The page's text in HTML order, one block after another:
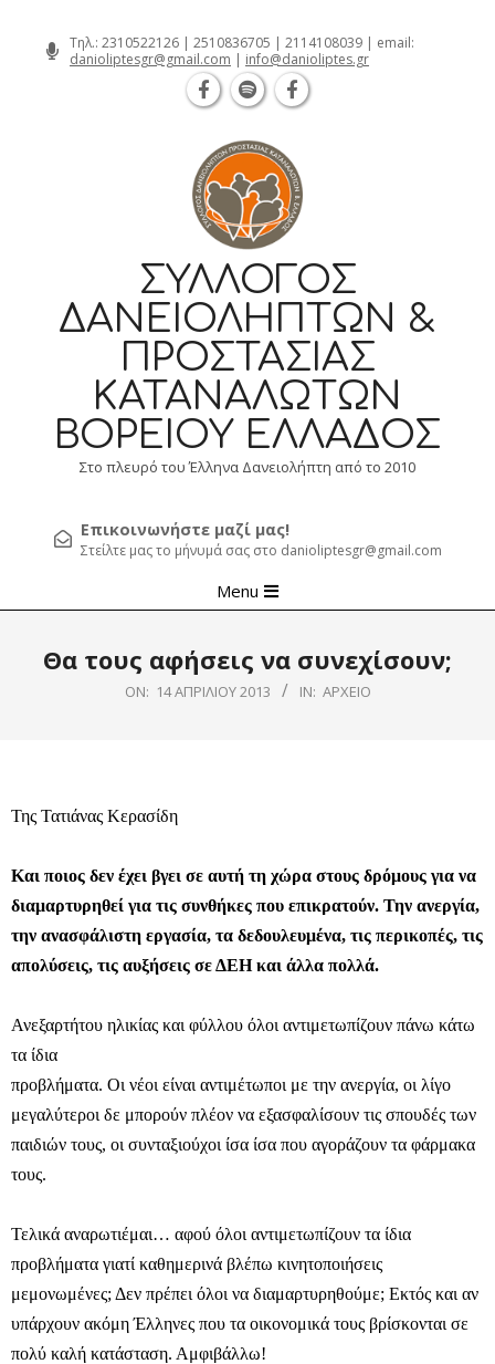
Τηλ.: 2310522126 | 2510836705 | 2114108039 | email:
danioliptesgr@gmail.com | info@danioliptes.gr
ΣΎΛΛΟΓΟΣ
ΔΑΝΕΙΟΛΗΠΤΏΝ &
ΠΡΟΣΤΑΣΊΑΣ
ΚΑΤΑΝΑΛΩΤΏΝ
ΒΟΡΕΊΟΥ ΕΛΛΆΔΟΣ
Στο πλευρό του Έλληνα Δανειολήπτη από το 2010
Επικοινωνήστε μαζί μας!
Στείλτε μας το μήνυμά σας στο danioliptesgr@gmail.com
Navigation
Menu
Θα τους αφήσεις να συνεχίσουν;
ON: 14 ΑΠΡΙΛΊΟΥ 2013 IN: ΑΡΧΕΊΟ
Της Τατιάνας Κερασίδη
Και ποιος δεν έχει βγει σε αυτή τη χώρα στους δρόμους για να
διαμαρτυρηθεί για τις συνθήκες που επικρατούν. Την ανεργία,
την ανασφάλιστη εργασία, τα δεδουλευμένα, τις περικοπές, τις
απολύσεις, τις αυξήσεις σε ΔΕΗ και άλλα πολλά.
Ανεξαρτήτου ηλικίας και φύλλου όλοι αντιμετωπίζουν πάνω κάτω
τα ίδια
προβλήματα. Οι νέοι είναι αντιμέτωποι με την ανεργία, οι λίγο
μεγαλύτεροι δε μπορούν πλέον να εξασφαλίσουν τις σπουδές των
παιδιών τους, οι συνταξιούχοι ίσα ίσα που αγοράζουν τα φάρμακα
τους.
Τελικά αναρωτιέμαι… αφού όλοι αντιμετωπίζουν τα ίδια
προβλήματα γιατί καθημερινά βλέπω κινητοποιήσεις
μεμονωμένες; Δεν πρέπει όλοι να διαμαρτυρηθούμε; Εκτός και αν
υπάρχουν ακόμη Έλληνες που τα οικονομικά τους βρίσκονται σε
πολύ καλή κατάσταση. Αμφιβάλλω!